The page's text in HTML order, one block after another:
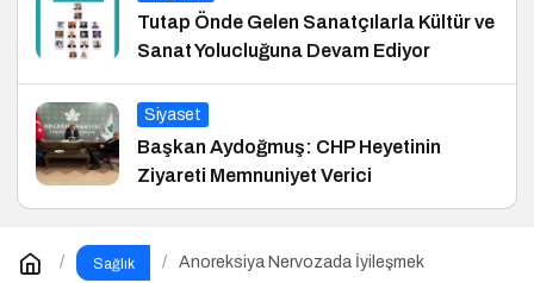
Tutap Önde Gelen Sanatçılarla Kültür ve
Sanat Yolucluğuna Devam Ediyor
Siyaset
Başkan Aydoğmuş: CHP Heyetinin
Ziyareti Memnuniyet Verici
Sağlık Anoreksiya Nervozada İyileşmek